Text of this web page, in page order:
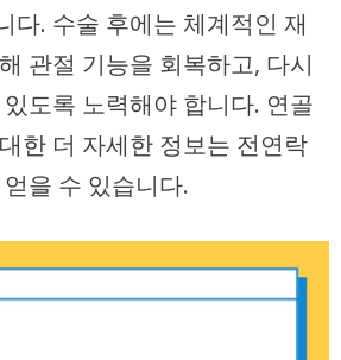
다. 수술 후에는 체계적인 재
관절 기능을 회복하고, 다시
도록 노력해야 합니다. 연골
한 더 자세한 정보는 전연락
을 수 있습니다.